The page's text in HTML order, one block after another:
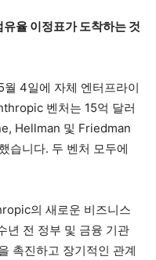
율 이정표가 도착하는 것
4일에 자체 엔터프라이
벤처는 15억 달러
Hellman 및 Friedman
습니다. 두 벤처 모두에
의 새로운 비즈니스
년 전 정부 및 금융 기관
촉진하고 장기적인 관계